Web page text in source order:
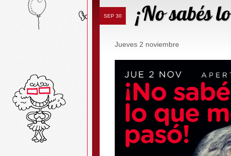
SEP 30 ¡No sabés
Jueves 2 noviembre